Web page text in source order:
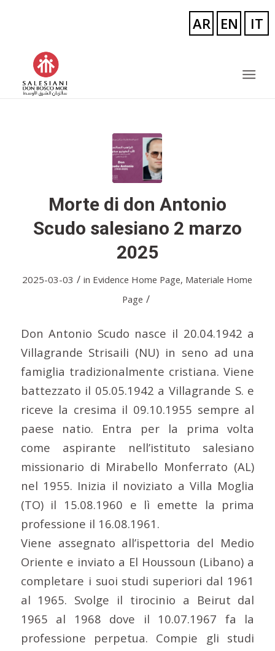
Morte di don Antonio
Scudo salesiano 2 marzo
2025
2025-03-03 / in Evidence Home Page, Materiale Home
Page /
Don Antonio Scudo nasce il 20.04.1942 a
Villagrande Strisaili (NU) in seno ad una
famiglia tradizionalmente cristiana. Viene
battezzato il 05.05.1942 a Villagrande S. e
riceve la cresima il 09.10.1955 sempre al
paese natio. Entra per la prima volta
come aspirante nell’istituto salesiano
missionario di Mirabello Monferrato (AL)
nel 1955. Inizia il noviziato a Villa Moglia
(TO) il 15.08.1960 e lì emette la prima
professione il 16.08.1961.
Viene assegnato all’ispettoria del Medio
Oriente e inviato a El Houssoun (Libano) a
completare i suoi studi superiori dal 1961
al 1965. Svolge il tirocinio a Beirut dal
1965 al 1968 dove il 10.07.1967 fa la
professione perpetua. Compie gli studi